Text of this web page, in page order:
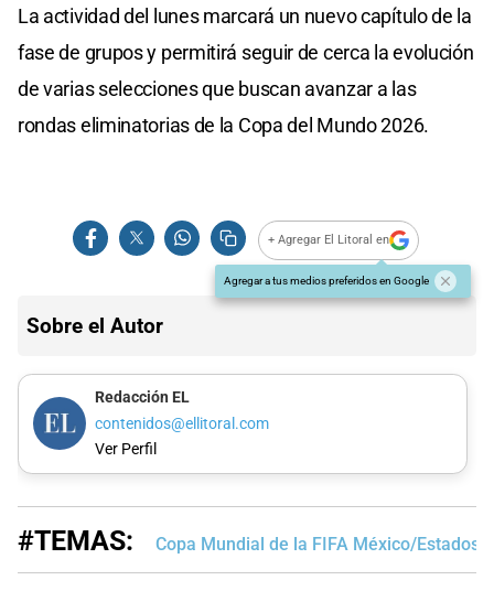
La actividad del lunes marcará un nuevo capítulo de la
fase de grupos y permitirá seguir de cerca la evolución
de varias selecciones que buscan avanzar a las
rondas eliminatorias de la Copa del Mundo 2026.
+ Agregar El Litoral en
Agregar a tus medios preferidos en Google
Sobre el Autor
Redacción EL
contenidos@ellitoral.com
Ver Perfil
#TEMAS: Copa Mundial de la FIFA México/Estados